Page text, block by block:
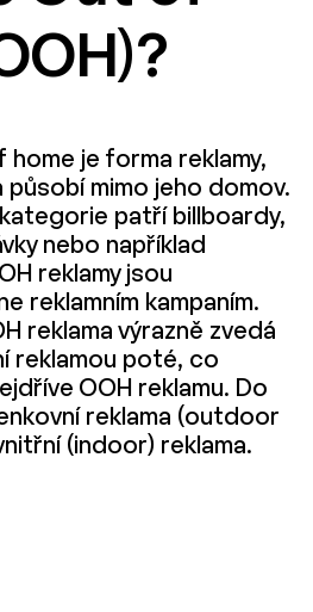
home je forma reklamy,
působí mimo jeho domov.
patří billboardy,
nebo například
reklamy jsou
reklamním kampaním.
reklama výrazně zvedá
reklamou poté, co
OOH reklamu. Do
reklama (outdoor
(indoor) reklama.